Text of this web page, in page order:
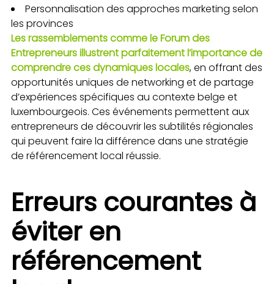
Personnalisation des approches marketing selon
les provinces
Les rassemblements comme le Forum des
Entrepreneurs illustrent parfaitement l’importance de
comprendre ces dynamiques locales, en offrant des
opportunités uniques de networking et de partage
d’expériences spécifiques au contexte belge et
luxembourgeois. Ces événements permettent aux
entrepreneurs de découvrir les subtilités régionales
qui peuvent faire la différence dans une stratégie
de référencement local réussie.
Erreurs courantes à
éviter en
référencement